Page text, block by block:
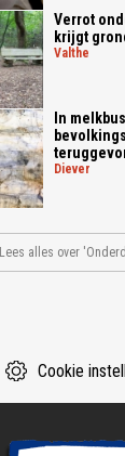
Verrot
krijgt
valthe
In
diever
Lees alles over
Cookie